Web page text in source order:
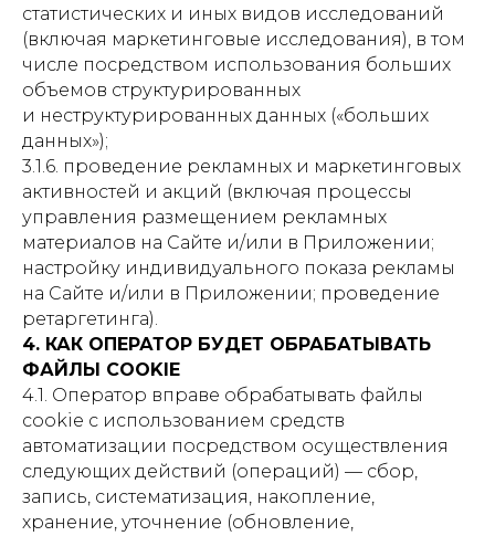
статистических и иных видов исследований
(включая маркетинговые исследования), в том
числе посредством использования больших
объемов структурированных
и неструктурированных данных («больших
данных»);
3.1.6. проведение рекламных и маркетинговых
активностей и акций (включая процессы
управления размещением рекламных
материалов на Сайте и/или в Приложении;
настройку индивидуального показа рекламы
на Сайте и/или в Приложении; проведение
ретаргетинга).
4. КАК ОПЕРАТОР БУДЕТ ОБРАБАТЫВАТЬ
ФАЙЛЫ COOKIE
4.1. Оператор вправе обрабатывать файлы
cookie с использованием средств
автоматизации посредством осуществления
следующих действий (операций) — сбор,
запись, систематизация, накопление,
хранение, уточнение (обновление,